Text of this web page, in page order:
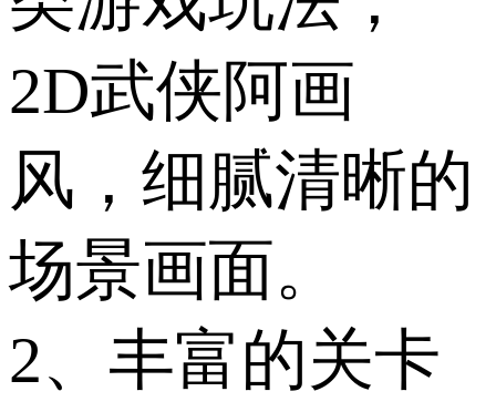
2D武侠阿画
风，细腻清晰的
场景画面。
2、丰富的关卡